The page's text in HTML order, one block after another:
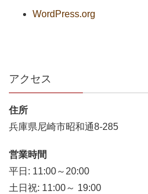
WordPress.org
アクセス
住所
兵庫県尼崎市昭和通8-285
営業時間
平日: 11:00～20:00
土日祝: 11:00～ 19:00